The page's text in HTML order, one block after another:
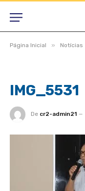
Página Inicial » Notícias
IMG_5531
De cr2-admin21